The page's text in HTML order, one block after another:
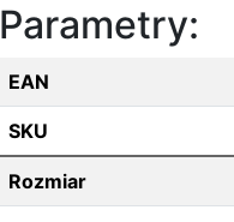
Parametry:
EAN
SKU
Rozmiar